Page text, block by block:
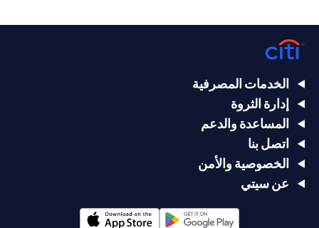
الخدمات المصرفية
إدارة الثروة
المساعدة والدعم
اتصل بنا
الخصوصية والأمن
عن سيتي